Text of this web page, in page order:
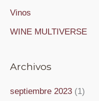
Vinos
WINE MULTIVERSE
Archivos
septiembre 2023 (1)